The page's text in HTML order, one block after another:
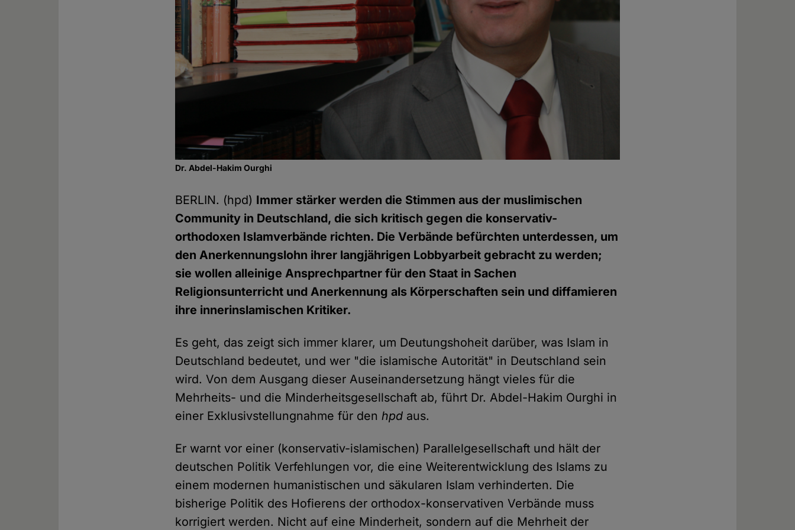
Dr. Abdel-Hakim Ourghi
BERLIN. (hpd) Immer stärker werden die Stimmen aus der muslimischen
Community in Deutschland, die sich kritisch gegen die konservativ-
orthodoxen Islamverbände richten. Die Verbände befürchten unterdessen, um
den Anerkennungslohn ihrer langjährigen Lobbyarbeit gebracht zu werden;
sie wollen alleinige Ansprechpartner für den Staat in Sachen
Religionsunterricht und Anerkennung als Körperschaften sein und diffamieren
ihre innerinslamischen Kritiker.
Es geht, das zeigt sich immer klarer, um Deutungshoheit darüber, was Islam in
Deutschland bedeutet, und wer "die islamische Autorität" in Deutschland sein
wird. Von dem Ausgang dieser Auseinandersetzung hängt vieles für die
Mehrheits- und die Minderheitsgesellschaft ab, führt Dr. Abdel-Hakim Ourghi in
einer Exklusivstellungnahme für denhpd aus.
Er warnt vor einer (konservativ-islamischen) Parallelgesellschaft und hält der
deutschen Politik Verfehlungen vor, die eine Weiterentwicklung des Islams zu
einem modernen humanistischen und säkularen Islam verhinderten. Die
bisherige Politik des Hofierens der orthodox-konservativen Verbände muss
korrigiert werden. Nicht auf eine Minderheit, sondern auf die Mehrheit der